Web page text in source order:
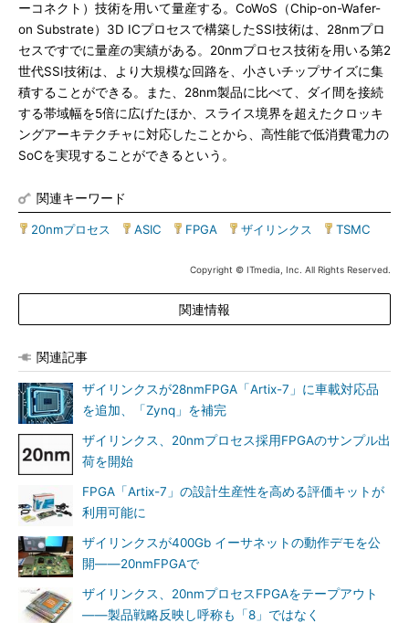
ーコネクト）技術を用いて量産する。CoWoS（Chip-on-Wafer-
on Substrate）3D ICプロセスで構築したSSI技術は、28nmプロ
セスですでに量産の実績がある。20nmプロセス技術を用いる第2
世代SSI技術は、より大規模な回路を、小さいチップサイズに集
積することができる。また、28nm製品に比べて、ダイ間を接続
する帯域幅を5倍に広げたほか、スライス境界を超えたクロッキ
ングアーキテクチャに対応したことから、高性能で低消費電力の
SoCを実現することができるという。
関連キーワード
20nmプロセス ASIC FPGA ザイリンクス TSMC
Copyright © ITmedia, Inc. All Rights Reserved.
関連情報
関連記事
ザイリンクスが28nmFPGA「Artix-7」に車載対応品
を追加、「Zynq」を補完
ザイリンクス、20nmプロセス採用FPGAのサンプル出
荷を開始
FPGA「Artix-7」の設計生産性を高める評価キットが
利用可能に
ザイリンクスが400Gb イーサネットの動作デモを公
開――20nmFPGAで
ザイリンクス、20nmプロセスFPGAをテープアウト
――製品戦略反映し呼称も「8」ではなく